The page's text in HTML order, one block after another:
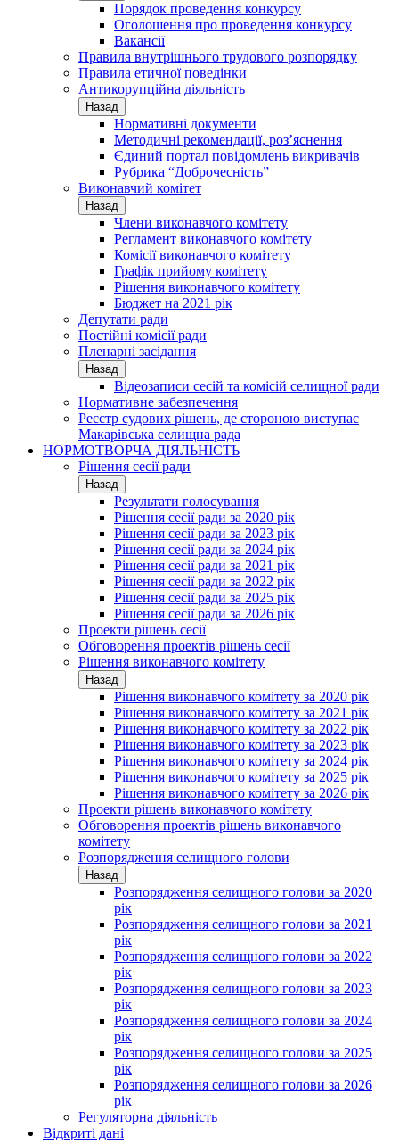
Порядок проведення конкурсу
Оголошення про проведення конкурсу
Вакансії
Правила внутрішнього трудового розпорядку
Правила етичної поведінки
Антикорупційна діяльність
Назад
Нормативні документи
Методичні рекомендації, роз’яснення
Єдиний портал повідомлень викривачів
Рубрика “Доброчесність”
Виконавчий комітет
Назад
Члени виконавчого комітету
Регламент виконавчого комітету
Комісії виконавчого комітету
Графік прийому комітету
Рішення виконавчого комітету
Бюджет на 2021 рік
Депутати ради
Постійні комісії ради
Пленарні засідання
Назад
Відеозаписи сесій та комісій селищної ради
Нормативне забезпечення
Реєстр судових рішень, де стороною виступає
Макарівська селищна рада
НОРМОТВОРЧА ДІЯЛЬНІСТЬ
Рішення сесії ради
Назад
Результати голосування
Рішення сесії ради за 2020 рік
Рішення сесії ради за 2023 рік
Рішення сесії ради за 2024 рік
Рішення сесії ради за 2021 рік
Рішення сесії ради за 2022 рік
Рішення сесії ради за 2025 рік
Рішення сесії ради за 2026 рік
Проекти рішень сесії
Обговорення проектів рішень сесії
Рішення виконавчого комітету
Назад
Рішення виконавчого комітету за 2020 рік
Рішення виконавчого комітету за 2021 рік
Рішення виконавчого комітету за 2022 рік
Рішення виконавчого комітету за 2023 рік
Рішення виконавчого комітету за 2024 рік
Рішення виконавчого комітету за 2025 рік
Рішення виконавчого комітету за 2026 рік
Проекти рішень виконавчого комітету
Обговорення проектів рішень виконавчого
комітету
Розпорядження селищного голови
Назад
Розпорядження селищного голови за 2020
рік
Розпорядження селищного голови за 2021
рік
Розпорядження селищного голови за 2022
рік
Розпорядження селищного голови за 2023
рік
Розпорядження селищного голови за 2024
рік
Розпорядження селищного голови за 2025
рік
Розпорядження селищного голови за 2026
рік
Регуляторна діяльність
Відкриті дані